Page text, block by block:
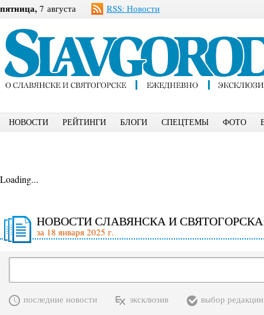
пятница, 7 августа RSS: Новости
НОВОСТИ РЕЙТИНГИ БЛОГИ СПЕЦТЕМЫ ФОТО
Loading...
НОВОСТИ СЛАВЯНСКА И
за 18 января 2025 г.
последние новости эксклюзив выбор редакции